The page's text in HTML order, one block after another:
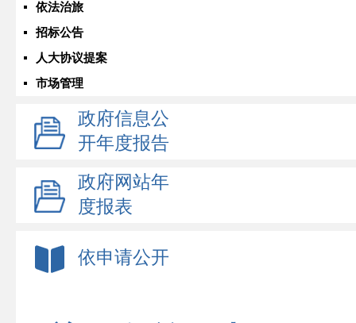
依法治旅
招标公告
人大协议提案
市场管理
政府信息公
开年度报告
政府网站年
度报表
依申请公开